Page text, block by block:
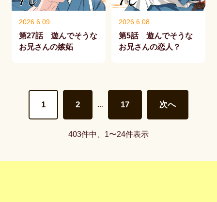
2026.6.09
第27話 遊んでそうな
お兄さんの嫉妬
2026.6.08
第5話 遊んでそうな
お兄さんの恋人？
1 2 … 17 次へ
403件中、1〜24件表示